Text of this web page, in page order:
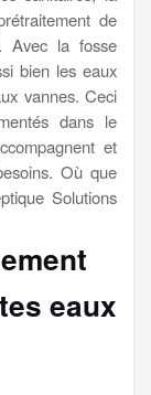
de
Avec la fosse
bien les eaux
vannes. Ceci
dans le
et
Où que
Solutions
eaux